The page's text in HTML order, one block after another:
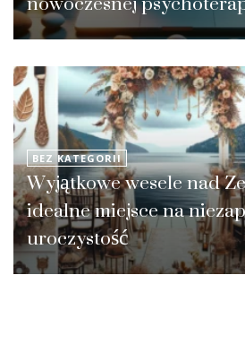
BEZ KATEGORII
Wyjątkowe wesele nad
idealne miejsce na
uroczystość